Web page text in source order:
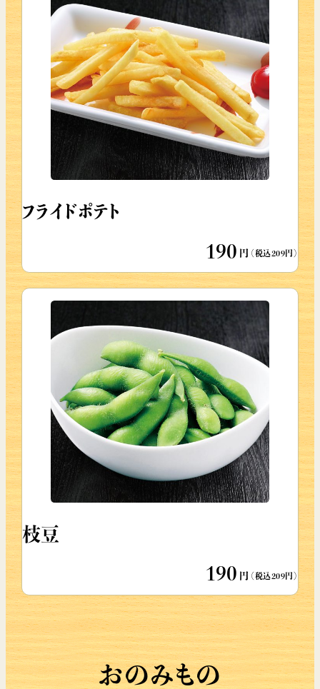
フライドポテト
190 円 （税込209円）
枝豆
190 円 （税込209円）
おのみもの